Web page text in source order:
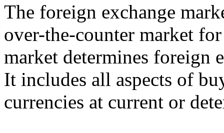
The foreign exchange
over-the-counter market
market determines foreign
It includes all aspects of
currencies at current or